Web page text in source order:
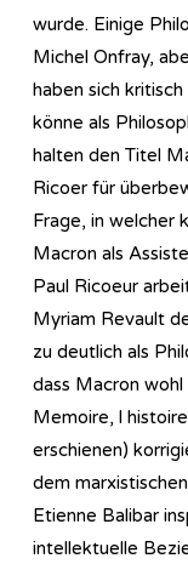
wurde. Einige
Michel Onfray,
haben sich
könne als
halten den Titel
Ricoer für
Frage, in welcher
Macron als
Paul Ricoeur
Myriam Revault
zu deutlich als
dass Macron
Memoire, l
erschienen)
dem
Etienne Balibar
intellektuelle